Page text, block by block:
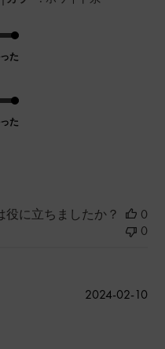
た
た
役に立ちましたか？
0
0
公
2024-02-10